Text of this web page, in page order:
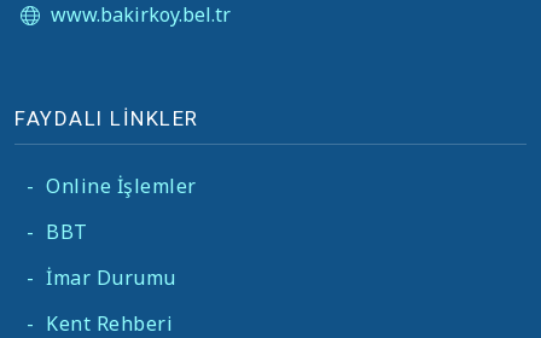
www.bakirkoy.bel.tr
FAYDALI LİNKLER
- Online İşlemler
- BBT
- İmar Durumu
- Kent Rehberi